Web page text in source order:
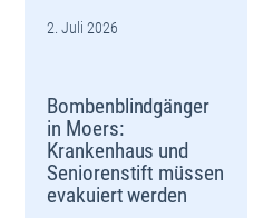
2. Juli 2026
Bombenblindgänger
in Moers:
Krankenhaus und
Seniorenstift müssen
evakuiert werden